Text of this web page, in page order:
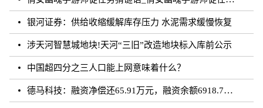
银河证券：供给收缩缓解库存压力 水泥需求缓慢恢复
涉天河智慧城地块!天河“三旧”改造地块标入库前公示
中国超四分之三人口能上网意味着什么？
德马科技：融资净偿还65.91万元，融资余额6918.76万元（08-28）